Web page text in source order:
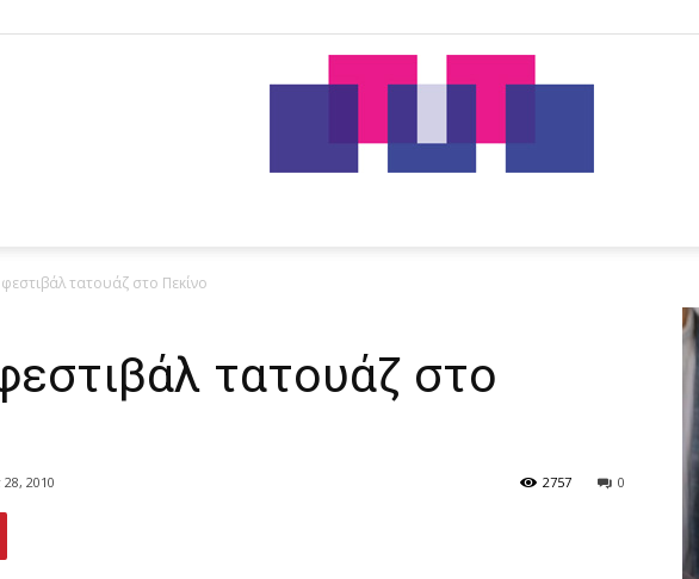
φεστιβάλ τατουάζ στο Πεκίνο
τατουάζ στο
2010 0
2757